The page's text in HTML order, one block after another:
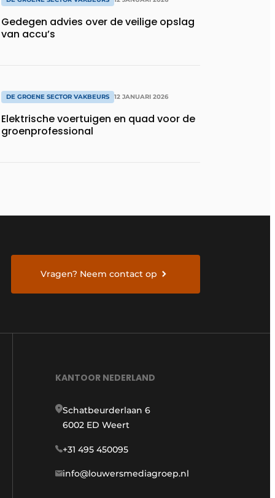
Gedegen advies over de veilige opslag
van accu’s
DE GROENE SECTOR VAKBEURS 12 JANUARI 2026
Elektrische voertuigen en quad voor de
groenprofessional
Vragen? Neem contact op
KANTOOR NEDERLAND
Schatbeurderlaan 6
6002 ED Weert
+31 495 450095
info@louwersmediagroep.nl